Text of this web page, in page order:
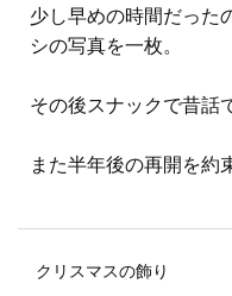
少し早めの時間だった
シの写真を一枚。
その後スナックで昔話
また半年後の再開を約
クリスマスの飾り